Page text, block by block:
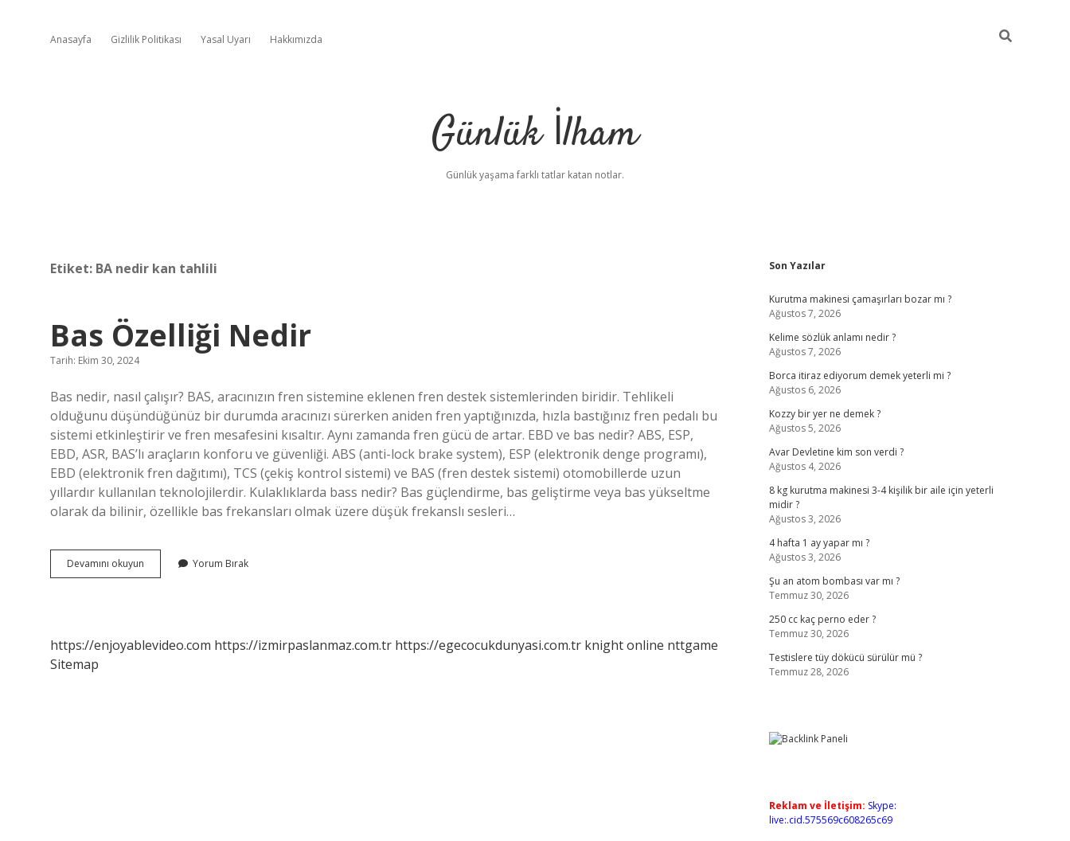
Anasayfa Gizlilik Politikası Yasal Uyarı Hakkımızda
Günlük İlham
Günlük yaşama farklı tatlar katan notlar.
Etiket: BA nedir kan tahlili
Bas Özelliği Nedir
Tarih: Ekim 30, 2024
Bas nedir, nasıl çalışır? BAS, aracınızın fren sistemine eklenen fren destek sistemlerinden biridir. Tehlikeli
olduğunu düşündüğünüz bir durumda aracınızı sürerken aniden fren yaptığınızda, hızla bastığınız fren pedalı bu
sistemi etkinleştirir ve fren mesafesini kısaltır. Aynı zamanda fren gücü de artar. EBD ve bas nedir? ABS, ESP,
EBD, ASR, BAS’lı araçların konforu ve güvenliği. ABS (anti-lock brake system), ESP (elektronik denge programı),
EBD (elektronik fren dağıtımı), TCS (çekiş kontrol sistemi) ve BAS (fren destek sistemi) otomobillerde uzun
yıllardır kullanılan teknolojilerdir. Kulaklıklarda bass nedir? Bas güçlendirme, bas geliştirme veya bas yükseltme
olarak da bilinir, özellikle bas frekansları olmak üzere düşük frekanslı sesleri…
Devamını okuyun
Özelliği
Yorum Bırak
https://enjoyablevideo.com https://izmirpaslanmaz.com.tr https://egecocukdunyasi.com.tr knight online nttgame
Sitemap
Sidebar
Son Yazılar
Kurutma makinesi çamaşırları bozar mı ?
Ağustos 7, 2026
Kelime sözlük anlamı nedir ?
Ağustos 7, 2026
Borca itiraz ediyorum demek yeterli mi ?
Ağustos 6, 2026
Kozzy bir yer ne demek ?
Ağustos 5, 2026
Avar Devletine kim son verdi ?
Ağustos 4, 2026
8 kg kurutma makinesi 3-4 kişilik bir aile için yeterli
midir ?
Ağustos 3, 2026
4 hafta 1 ay yapar mı ?
Ağustos 3, 2026
Şu an atom bombası var mı ?
Temmuz 30, 2026
250 cc kaç perno eder ?
Temmuz 30, 2026
Testislere tüy dökücü sürülür mü ?
Temmuz 28, 2026
Reklam ve İletişim: Skype:
live:.cid.575569c608265c69